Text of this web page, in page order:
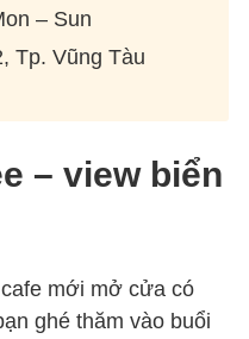
– Sun
Tp. Vũng Tàu
– view biển
mới mở cửa có
ghé thăm vào buổi